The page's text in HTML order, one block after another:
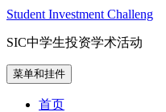
Student Investment Challeng
SIC中学生投资学术活动
菜单和挂件
首页